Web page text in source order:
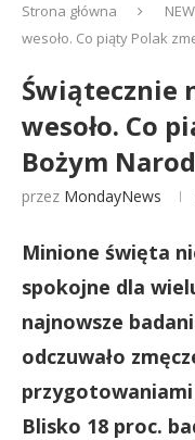
Strona główna
wesoło. Co piąty Polak
Świątecznie
wesoło. Co
Bożym
przez MondayNews
Minione święta
spokojne dla
najnowsze
odczuwało
Blisko 18 proc.